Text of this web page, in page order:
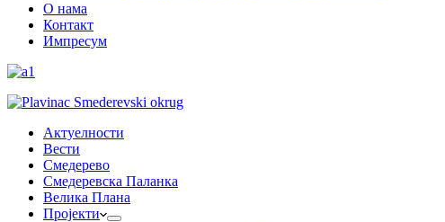
О нама
Контакт
Импресум
Актуелности
Вести
Смедерево
Смедеревска Паланка
Велика Плана
Пројекти